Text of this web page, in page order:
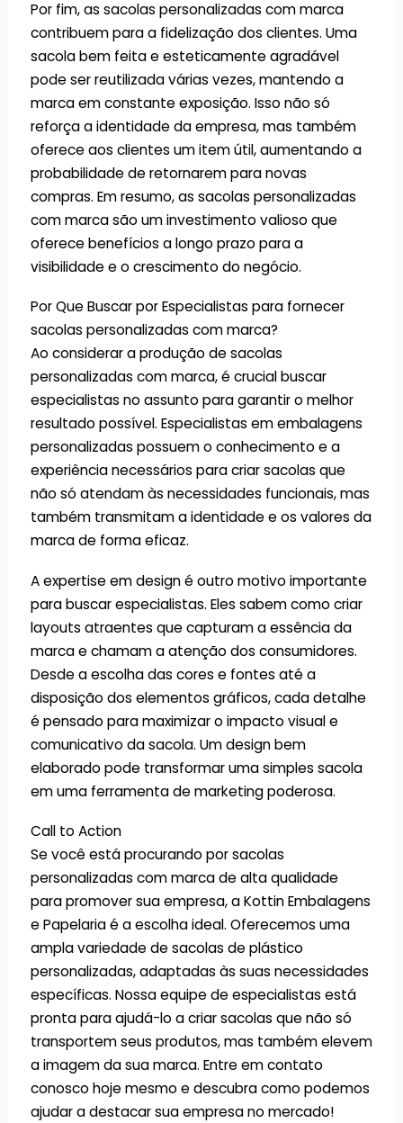
Por fim, as sacolas personalizadas com marca
contribuem para a fidelização dos clientes. Uma
sacola bem feita e esteticamente agradável
pode ser reutilizada várias vezes, mantendo a
marca em constante exposição. Isso não só
reforça a identidade da empresa, mas também
oferece aos clientes um item útil, aumentando a
probabilidade de retornarem para novas
compras. Em resumo, as sacolas personalizadas
com marca são um investimento valioso que
oferece benefícios a longo prazo para a
visibilidade e o crescimento do negócio.
Por Que Buscar por Especialistas para fornecer
sacolas personalizadas com marca?
Ao considerar a produção de sacolas
personalizadas com marca, é crucial buscar
especialistas no assunto para garantir o melhor
resultado possível. Especialistas em embalagens
personalizadas possuem o conhecimento e a
experiência necessários para criar sacolas que
não só atendam às necessidades funcionais, mas
também transmitam a identidade e os valores da
marca de forma eficaz.
A expertise em design é outro motivo importante
para buscar especialistas. Eles sabem como criar
layouts atraentes que capturam a essência da
marca e chamam a atenção dos consumidores.
Desde a escolha das cores e fontes até a
disposição dos elementos gráficos, cada detalhe
é pensado para maximizar o impacto visual e
comunicativo da sacola. Um design bem
elaborado pode transformar uma simples sacola
em uma ferramenta de marketing poderosa.
Call to Action
Se você está procurando por sacolas
personalizadas com marca de alta qualidade
para promover sua empresa, a Kottin Embalagens
e Papelaria é a escolha ideal. Oferecemos uma
ampla variedade de sacolas de plástico
personalizadas, adaptadas às suas necessidades
específicas. Nossa equipe de especialistas está
pronta para ajudá-lo a criar sacolas que não só
transportem seus produtos, mas também elevem
a imagem da sua marca. Entre em contato
conosco hoje mesmo e descubra como podemos
ajudar a destacar sua empresa no mercado!